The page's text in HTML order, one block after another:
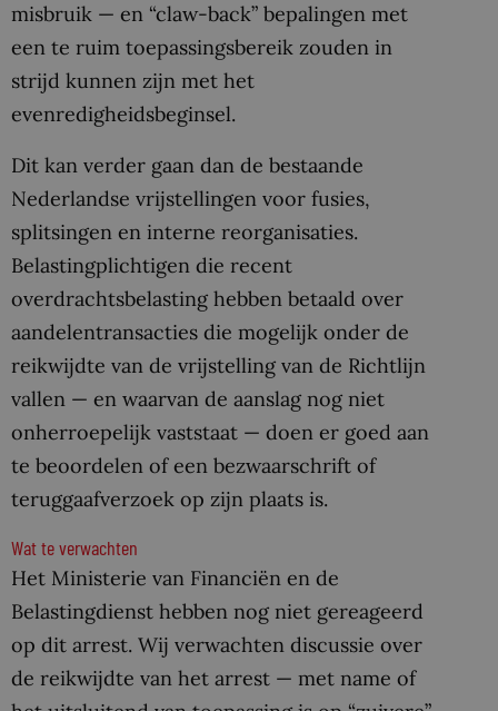
misbruik — en “claw-back” bepalingen met
een te ruim toepassingsbereik zouden in
strijd kunnen zijn met het
evenredigheidsbeginsel.
Dit kan verder gaan dan de bestaande
Nederlandse vrijstellingen voor fusies,
splitsingen en interne reorganisaties.
Belastingplichtigen die recent
overdrachtsbelasting hebben betaald over
aandelentransacties die mogelijk onder de
reikwijdte van de vrijstelling van de Richtlijn
vallen — en waarvan de aanslag nog niet
onherroepelijk vaststaat — doen er goed aan
te beoordelen of een bezwaarschrift of
teruggaafverzoek op zijn plaats is.
Wat te verwachten
Het Ministerie van Financiën en de
Belastingdienst hebben nog niet gereageerd
op dit arrest. Wij verwachten discussie over
de reikwijdte van het arrest — met name of